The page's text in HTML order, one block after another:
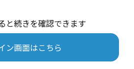
と続きを確認できます
ン画面はこちら